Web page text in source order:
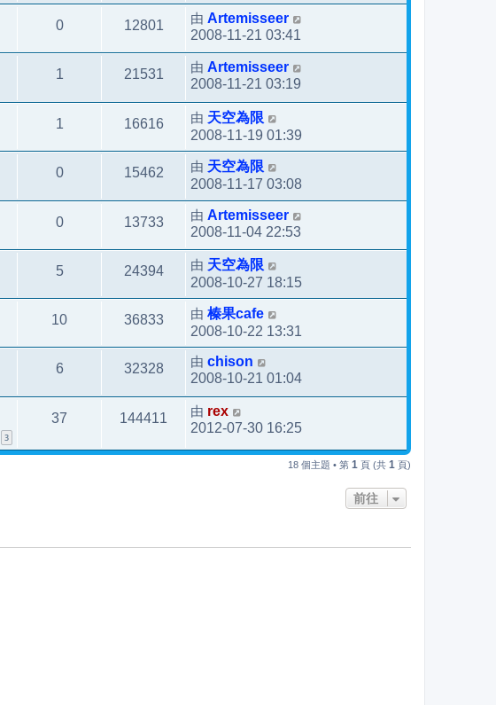
0 12801 由 Artemisseer
2008-11-21 03:41
1 21531 由 Artemisseer
2008-11-21 03:19
1 16616 由 天空為限
2008-11-19 01:39
0 15462 由 天空為限
2008-11-17 03:08
0 13733 由 Artemisseer
2008-11-04 22:53
5 24394 由 天空為限
2008-10-27 18:15
10 36833 由 榛果cafe
2008-10-22 13:31
6 32328 由 chison
2008-10-21 01:04
3
37 144411 由 rex
2012-07-30 16:25
18 個主題 • 第 1 頁 (共 1 頁)
前往